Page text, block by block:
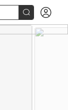
 